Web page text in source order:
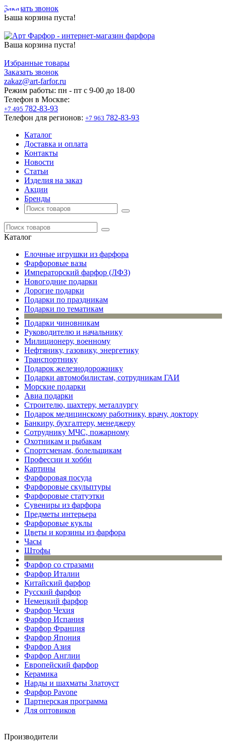
Заказать звонок
Ваша корзина пуста!
Ваша корзина пуста!
Избранные товары
Заказать звонок
zakaz@art-farfor.ru
Режим работы: пн - пт c 9-00 до 18-00
Телефон в Москве:
+7 495 782-83-93
Телефон для регионов: +7 963 782-83-93
Каталог
Доставка и оплата
Контакты
Новости
Статьи
Изделия на заказ
Акции
Бренды
Каталог
Елочные игрушки из фарфора
Фарфоровые вазы
Императорский фарфор (ЛФЗ)
Новогодние подарки
Дорогие подарки
Подарки по праздникам
Подарки по тематикам
Подарки чиновникам
Руководителю и начальнику
Милиционеру, военному
Нефтянику, газовику, энергетику
Транспортнику
Подарок железнодорожнику
Подарки автомобилистам, сотрудникам ГАИ
Морские подарки
Авиа подарки
Строителю, шахтеру, металлургу
Подарок медицинскому работнику, врачу, доктору
Банкиру, бухгалтеру, менеджеру
Сотруднику МЧС, пожарному
Охотникам и рыбакам
Спортсменам, болельщикам
Профессии и хобби
Картины
Фарфоровая посуда
Фарфоровые скульптуры
Фарфоровые статуэтки
Сувениры из фарфора
Предметы интерьера
Фарфоровые куклы
Цветы и корзины из фарфора
Часы
Штофы
Фарфор со стразами
Фарфор Италии
Китайский фарфор
Русский фарфор
Немецкий фарфор
Фарфор Чехия
Фарфор Испания
Фарфор Франция
Фарфор Япония
Фарфор Азия
Фарфор Англии
Европейский фарфор
Керамика
Нарды и шахматы Златоуст
Фарфор Pavone
Партнерская программа
Для оптовиков
Производители